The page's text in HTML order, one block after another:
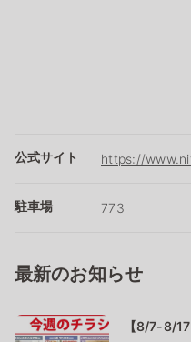
公式サイト https://
駐車場 773
最新のお知らせ
【8/7-8/